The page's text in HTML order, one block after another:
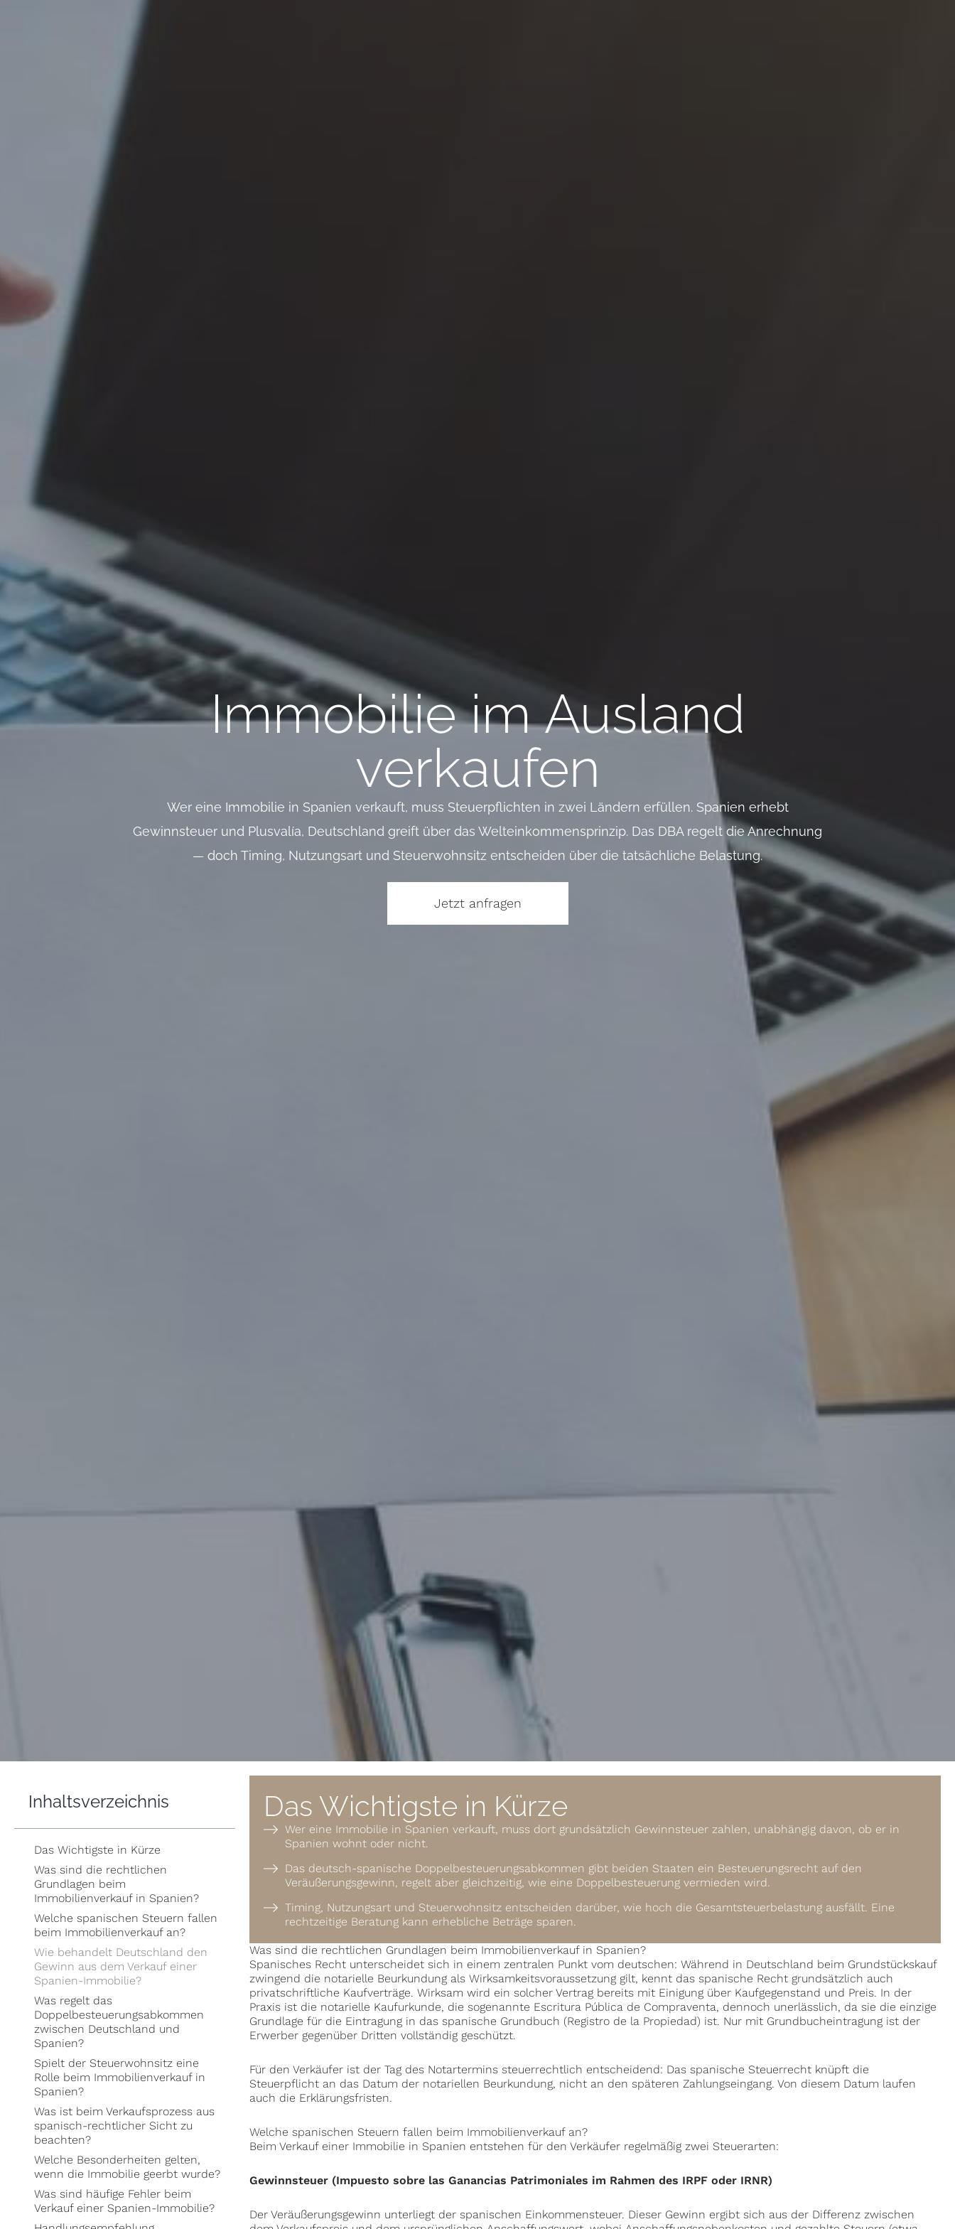
Immobilie im Ausland
verkaufen
Wer eine Immobilie in Spanien verkauft, muss Steuerpflichten in zwei Ländern erfüllen. Spanien erhebt
Gewinnsteuer und Plusvalía, Deutschland greift über das Welteinkommensprinzip. Das DBA regelt die Anrechnung
— doch Timing, Nutzungsart und Steuerwohnsitz entscheiden über die tatsächliche Belastung.
Jetzt anfragen
Inhalts­verzeichnis
Das Wichtigste in Kürze
Was sind die rechtlichen
Grundlagen beim
Immobilienverkauf in Spanien?
Welche spanischen Steuern fallen
beim Immobilienverkauf an?
Wie behandelt Deutschland den
Gewinn aus dem Verkauf einer
Spanien-Immobilie?
Was regelt das
Doppelbesteuerungsabkommen
zwischen Deutschland und
Spanien?
Spielt der Steuerwohnsitz eine
Rolle beim Immobilienverkauf in
Spanien?
Was ist beim Verkaufsprozess aus
spanisch-rechtlicher Sicht zu
beachten?
Welche Besonderheiten gelten,
wenn die Immobilie geerbt wurde?
Was sind häufige Fehler beim
Verkauf einer Spanien-Immobilie?
Das Wichtigste in Kürze
Wer eine Immobilie in Spanien verkauft, muss dort grundsätzlich Gewinnsteuer zahlen, unabhängig davon, ob er in
Spanien wohnt oder nicht.
Das deutsch-spanische Doppel­besteuerungs­abkommen gibt beiden Staaten ein Besteuerungsrecht auf den
Veräußerungsgewinn, regelt aber gleichzeitig, wie eine Doppelbesteuerung vermieden wird.
Timing, Nutzungsart und Steuerwohnsitz entscheiden darüber, wie hoch die Gesamt­steuer­belastung ausfällt. Eine
rechtzeitige Beratung kann erhebliche Beträge sparen.
Was sind die rechtlichen Grundlagen beim Immobilienverkauf in Spanien?
Spanisches Recht unterscheidet sich in einem zentralen Punkt vom deutschen: Während in Deutschland beim Grundstückskauf
zwingend die notarielle Beurkundung als Wirksamkeitsvoraussetzung gilt, kennt das spanische Recht grundsätzlich auch
privatschriftliche Kaufverträge. Wirksam wird ein solcher Vertrag bereits mit Einigung über Kaufgegenstand und Preis. In der
Praxis ist die notarielle Kaufurkunde, die sogenannte Escritura Pública de Compraventa, dennoch unerlässlich, da sie die einzige
Grundlage für die Eintragung in das spanische Grundbuch (Registro de la Propiedad) ist. Nur mit Grundbucheintragung ist der
Erwerber gegenüber Dritten vollständig geschützt.
Für den Verkäufer ist der Tag des Notartermins steuerrechtlich entscheidend: Das spanische Steuerrecht knüpft die
Steuerpflicht an das Datum der notariellen Beurkundung, nicht an den späteren Zahlungseingang. Von diesem Datum laufen
auch die Erklärungsfristen.
Welche spanischen Steuern fallen beim Immobilienverkauf an?
Beim Verkauf einer Immobilie in Spanien entstehen für den Verkäufer regelmäßig zwei Steuerarten:
Gewinnsteuer (Impuesto sobre las Ganancias Patrimoniales im Rahmen des IRPF oder IRNR)
Der Veräußerungsgewinn unterliegt der spanischen Einkommensteuer. Dieser Gewinn ergibt sich aus der Differenz zwischen